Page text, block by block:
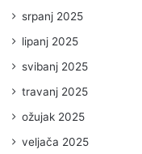
srpanj 2025
lipanj 2025
svibanj 2025
travanj 2025
ožujak 2025
veljača 2025